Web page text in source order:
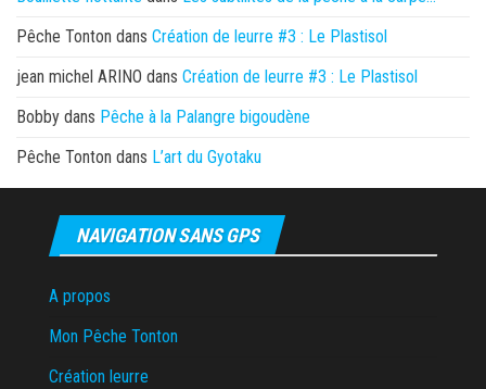
Pêche Tonton dans Création de leurre #3 : Le Plastisol
jean michel ARINO dans Création de leurre #3 : Le Plastisol
Bobby dans Pêche à la Palangre bigoudène
Pêche Tonton dans L’art du Gyotaku
NAVIGATION SANS GPS
A propos
Mon Pêche Tonton
Création leurre